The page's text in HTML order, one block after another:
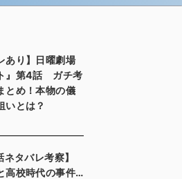
あり】日曜劇場
』第4話 ガチ考
とめ！本物の儀
いとは？
ネタバレ考察】
高校時代の事件…